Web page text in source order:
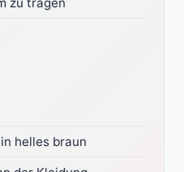
helles braun